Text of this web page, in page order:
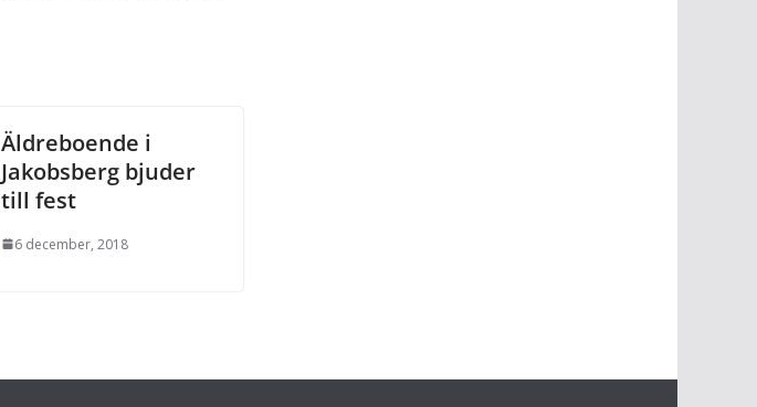
Äldreboende i
Jakobsberg bjuder
till fest
6 december, 2018